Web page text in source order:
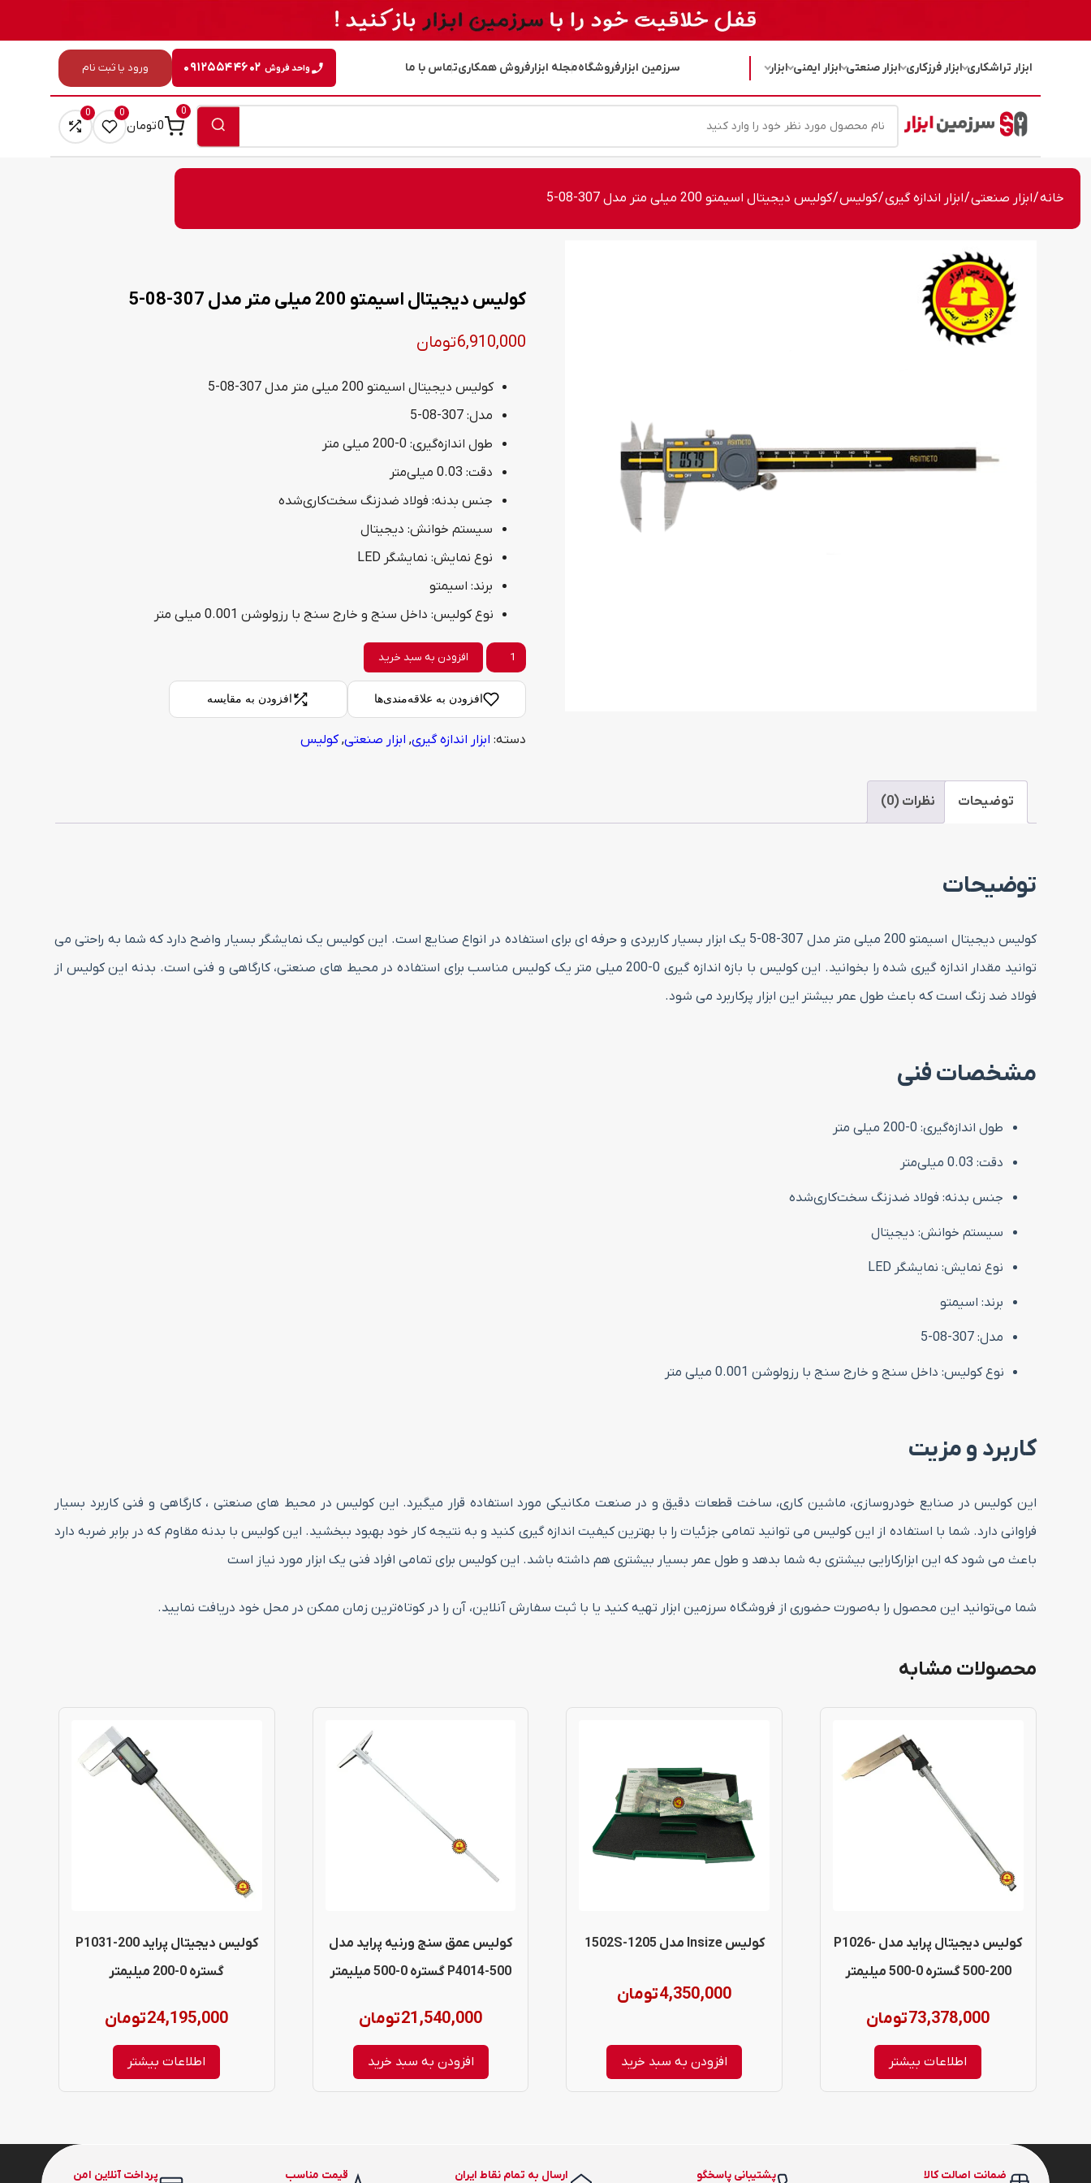
ابزار تراشکاری ابزار فرزکاری ابزار صنعتی ابزار ایمنی ابزار سرزمین ابزارفروشگاهمجله ابزارفروش همکاریتماس با ما ۰۹۱۲۵۵۴۴۶۰۲ واحد فروش ورود یا ثبت نام
0
0تومان
0
0
خانه/ابزار صنعتی/ابزار اندازه گیری/کولیس/ کولیس دیجیتال اسیمتو 200 میلی متر مدل 307-08-5
کولیس دیجیتال اسیمتو 200 میلی متر مدل 307-08-5
6,910,000تومان
کولیس دیجیتال اسیمتو 200 میلی متر مدل 307-08-5
مدل: 307-08-5
طول اندازه‌گیری: 0-200 میلی متر
دقت: 0.03 میلی‌متر
جنس بدنه: فولاد ضدزنگ سخت‌کاری‌شده
سیستم خوانش: دیجیتال
نوع نمایش: نمایشگر LED
برند: اسیمتو
نوع کولیس: ‌داخل سنج و خارج سنج با رزولوشن 0.001 میلی متر
کولیس
دیجیتال
اسیمتو
200
مدل
عدد
افزودن به سبد خرید
افزودن به علاقه‌مندی‌ها افزودن به مقایسه
دسته: ابزار اندازه گیری, ابزار صنعتی,کولیس
توضیحات نظرات (0)
توضیحات
کولیس دیجیتال اسیمتو 200 میلی متر مدل 307-08-5 یک ابزار بسیار کاربردی و حرفه ای برای استفاده در انواع صنایع است. این کولیس یک نمایشگر بسیار واضح دارد که شما به راحتی می
توانید مقدار اندازه گیری شده را بخوانید. این کولیس با بازه اندازه گیری 0-200 میلی متر یک کولیس مناسب برای استفاده در محیط های صنعتی، کارگاهی و فنی است. بدنه این کولیس از
فولاد ضد زنگ است که باعث طول عمر بیشتر این ابزار پرکاربرد می شود.
مشخصات فنی
طول اندازه‌گیری: 0-200 میلی متر
دقت: 0.03 میلی‌متر
جنس بدنه: فولاد ضدزنگ سخت‌کاری‌شده
سیستم خوانش: دیجیتال
نوع نمایش: نمایشگر LED
برند: اسیمتو
مدل: 307-08-5
نوع کولیس: ‌داخل سنج و خارج سنج با رزولوشن 0.001 میلی متر
کاربرد و مزیت
این کولیس در صنایع خودروسازی، ماشین کاری، ساخت قطعات دقیق و در صنعت مکانیکی مورد استفاده قرار میگیرد. این کولیس در محیط های صنعتی ، کارگاهی و فنی کاربرد بسیار
فراوانی دارد. شما با استفاده از این کولیس می توانید تمامی جزئیات را با بهترین کیفیت اندازه گیری کنید و به نتیجه کار خود بهبود ببخشید. این کولیس با بدنه مقاوم که در برابر ضربه دارد
باعث می شود که این ابزارکارایی بیشتری به شما بدهد و طول عمر بسیار بیشتری هم داشته باشد. این کولیس برای تمامی افراد فنی یک ابزار مورد نیاز است
شما می‌توانید این محصول را به‌صورت حضوری از فروشگاه سرزمین ابزار تهیه کنید یا با ثبت سفارش آنلاین، آن را در کوتاه‌ترین زمان ممکن در محل خود دریافت نمایید.
محصولات مشابه
کولیس دیجیتال پراید مدل P1026-
500-200 گستره 0-500 میلیمتر
73,378,000تومان
اطلاعات بیشتر
کولیس Insize مدل 1502S-1205
4,350,000تومان
افزودن به سبد خرید
کولیس عمق سنج ورنیه پراید مدل
P4014-500 گستره 0-500 میلیمتر
21,540,000تومان
افزودن به سبد خرید
کولیس دیجیتال پراید P1031-200
گستره 0-200 میلیمتر
24,195,000تومان
اطلاعات بیشتر
ضمانت اصالت کالا پشتیبانی پاسخگو ارسال به تمام نقاط ایران قیمت مناسب پرداخت آنلاین امن